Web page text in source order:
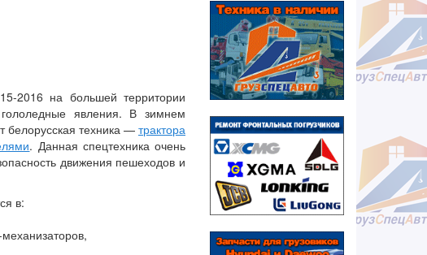
2016 на большей территории
явления. В зимнем
белорусская техника — трактора
. Данная спецтехника очень
движения пешеходов и
в: